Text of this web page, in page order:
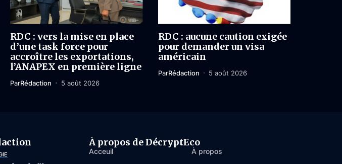
RDC : vers la mise en place
d’une task force pour
accroître les exportations,
l’ANAPEX en première ligne
ParRédaction 5 août 2026
RDC : aucune caution exigée
pour demander un visa
américain
ParRédaction 5 août 2026
À propos de DécryptEco
Acceuil
À propos